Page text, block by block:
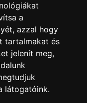
a
azzal hogy
tartalmakat és
jelenít meg,
látogatóink.